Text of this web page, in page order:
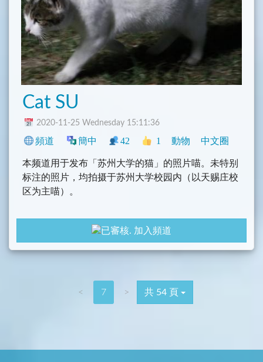
Cat SU
2020-11-25 Wednesday 15:11:36
頻道 簡中 42 1 動物 中文圈
本频道用于发布「苏州大学的猫」的照片喵。未特别
标注的照片，均拍摄于苏州大学校园内（以天赐庄校
区为主喵）。
本频道所有原创信息均采用 CC BY-NC-SA 4.0 Unpor
ted 协议发布喵。
加入頻道
< 7 > 共 54 頁